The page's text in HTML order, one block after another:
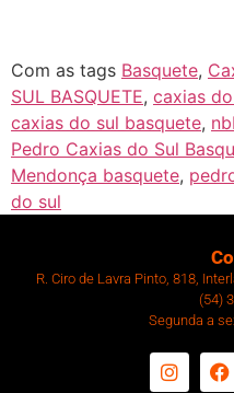
Com as tags Basquete,
SUL BASQUETE, caxias
caxias do sul basquete,
Pedro Caxias do Sul
Mendonça basquete,
do sul
R. Ciro de Lavra Pinto, 818,
(54)
Segunda a